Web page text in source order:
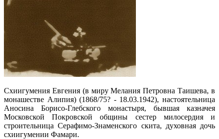
Схиигумения Евгения (в миру Мелания Петровна Таишева, в
монашестве Алипия) (1868/75? - 18.03.1942), настоятельница
Аносина Борисо-Глебского монастыря, бывшая казначея
Московской Покровской общины сестер милосердия и
строительница Серафимо-Знаменского скита, духовная дочь
схиигумении Фамари.